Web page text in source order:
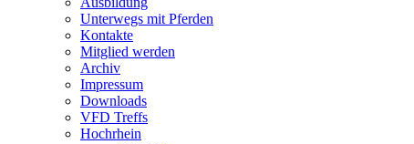
Unterwegs mit Pferden
Kontakte
Mitglied werden
Archiv
Impressum
Downloads
VFD Treffs
Hochrhein